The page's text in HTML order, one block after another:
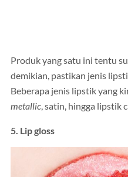
Produk yang satu ini tentu
demikian, pastikan jenis
Beberapa jenis lipstik yang
metallic, satin, hingga lipstik
5. Lip gloss